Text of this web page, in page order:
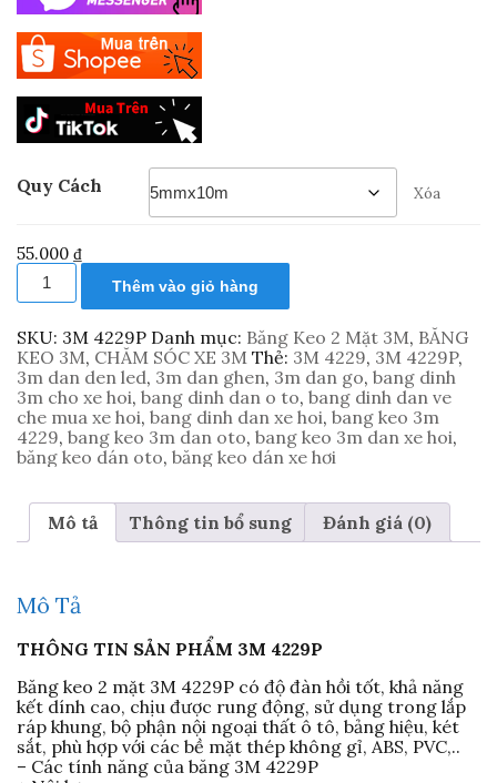
Quy Cách Xóa
55.000 ₫
Băng
keo
đồ
chơi
xe
hơi
3M
4229P
-
Logo,
mưa,
cao
su
lượng
Thêm vào giỏ hàng
SKU: 3M 4229P Danh mục: Băng Keo 2 Mặt 3M, BĂNG
KEO 3M, CHĂM SÓC XE 3M Thẻ: 3M 4229, 3M 4229P,
3m dan den led, 3m dan ghen, 3m dan go, bang dinh
3m cho xe hoi, bang dinh dan o to, bang dinh dan ve
che mua xe hoi, bang dinh dan xe hoi, bang keo 3m
4229, bang keo 3m dan oto, bang keo 3m dan xe hoi,
băng keo dán oto, băng keo dán xe hơi
Mô tả Thông tin bổ sung Đánh giá (0)
Mô Tả
THÔNG TIN SẢN PHẨM 3M 4229P
Băng keo 2 mặt 3M 4229P có độ đàn hồi tốt, khả năng
kết dính cao, chịu được rung động, sử dụng trong lắp
ráp khung, bộ phận nội ngoại thất ô tô, bảng hiệu, két
sắt, phù hợp với các bề mặt thép không gỉ, ABS, PVC,..
– Các tính năng của băng 3M 4229P